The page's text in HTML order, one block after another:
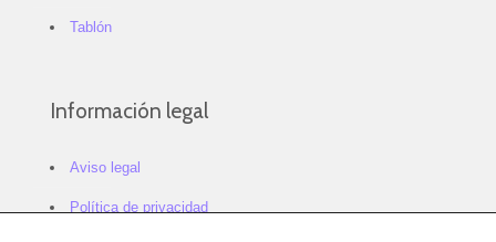
Tablón
Información legal
Aviso legal
Política de privacidad